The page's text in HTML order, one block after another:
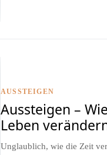
AUSSTEIGEN
Aussteigen –
Leben
Unglaublich, wie die Zeit